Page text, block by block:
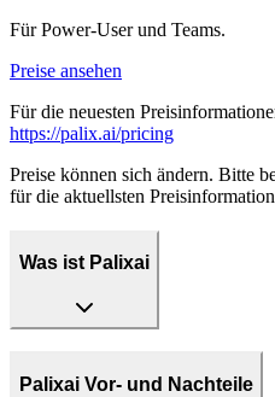
Für Power-User und Teams.
Preise ansehen
Für die neuesten
https://palix.ai/pricing
Preise können sich ändern. Bitte
für die aktuellsten
Was ist Palixai
Palixai Vor- und Nachteile